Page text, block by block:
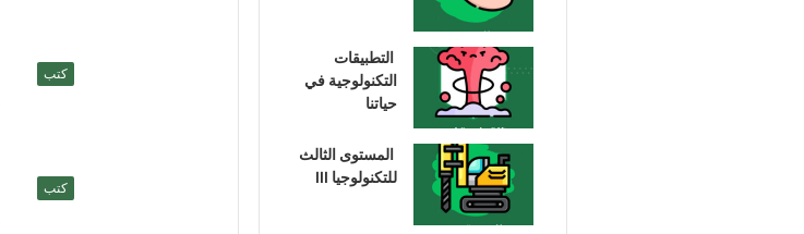
كتب
كتب
التطبيقات
التكنولوجية في
حياتنا
المستوى الثالث
للتكنولوجيا III